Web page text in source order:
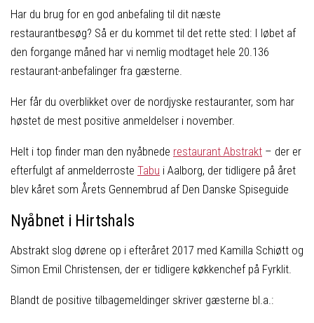
Har du brug for en god anbefaling til dit næste
restaurantbesøg? Så er du kommet til det rette sted: I løbet af
den forgange måned har vi nemlig modtaget hele 20.136
restaurant-anbefalinger fra gæsterne.
Her får du overblikket over de nordjyske restauranter, som har
høstet de mest positive anmeldelser i november.
Helt i top finder man den nyåbnede restaurant Abstrakt – der er
efterfulgt af anmelderroste Tabu i Aalborg, der tidligere på året
blev kåret som Årets Gennembrud af Den Danske Spiseguide
Nyåbnet i Hirtshals
Abstrakt slog dørene op i efteråret 2017 med Kamilla Schiøtt og
Simon Emil Christensen, der er tidligere køkkenchef på Fyrklit.
Blandt de positive tilbagemeldinger skriver gæsterne bl.a.: